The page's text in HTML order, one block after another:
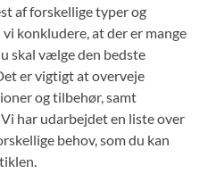
af forskellige typer og
konkludere, at der er mange
skal vælge den bedste
er vigtigt at overveje
og tilbehør, samt
har udarbejdet en liste over
behov, som du kan